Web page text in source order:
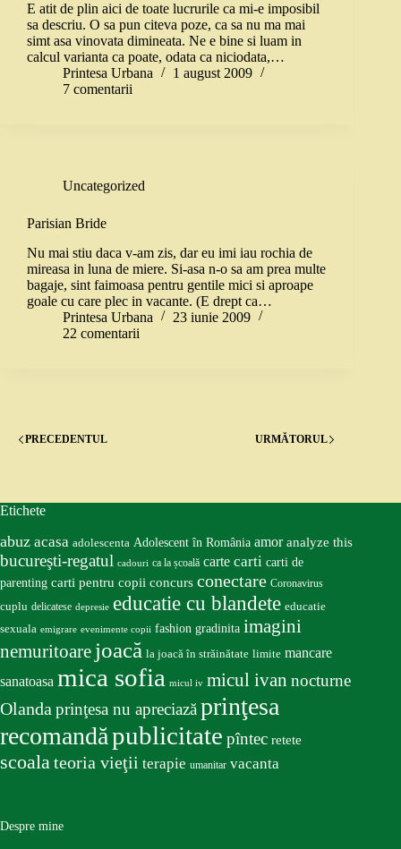
E atit de plin aici de toate lucrurile ca mi-e imposibil
sa descriu. O sa pun citeva poze, ca sa nu ma mai
simt asa vinovata dimineata. Ne e bine si luam in
calcul varianta ca poate, odata ca niciodata,…
Printesa Urbana
1 august 2009
7 comentarii
Uncategorized
Parisian Bride
Nu mai stiu daca v-am zis, dar eu imi iau rochia de
mireasa in luna de miere. Si-asa n-o sa am prea multe
bagaje, sint faimoasa pentru gentile mici si aproape
goale cu care plec in vacante. (E drept ca…
Printesa Urbana
23 iunie 2009
22 comentarii
PRECEDENTUL URMĂTORUL
Etichete
abuz acasa adolescenta Adolescent în România amor analyze this
bucureşti-regatul cadouri ca la școală carte carti carti de
parenting carti pentru copii concurs conectare Coronavirus
cuplu delicatese depresie educatie cu blandete educatie
sexuala emigrare evenimente copii fashion gradinita imagini
nemuritoare joacă la joacă în străinătate limite mancare
sanatoasa mica sofia micul iv micul ivan nocturne
Olandaprinţesa nu apreciazăprinţesa
recomandăpublicitate pîntec retete
scoalateoria vieţii terapie umanitar vacanta
Despre mine